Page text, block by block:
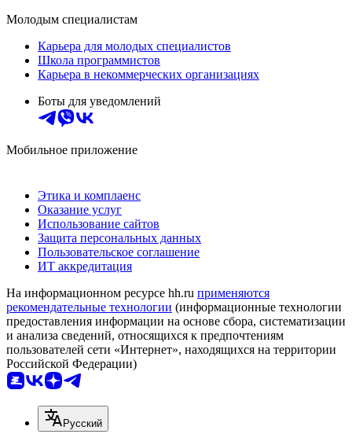
Молодым специалистам
Карьера для молодых специалистов
Школа программистов
Карьера в некоммерческих организациях
Боты для уведомлений
Мобильное приложение
Этика и комплаенс
Оказание услуг
Использование сайтов
Защита персональных данных
Пользовательское соглашение
ИТ аккредитация
На информационном ресурсе hh.ru применяются
рекомендательные технологии (информационные технологии
предоставления информации на основе сбора, систематизации
и анализа сведений, относящихся к предпочтениям
пользователей сети «Интернет», находящихся на территории
Российской Федерации)
Русский